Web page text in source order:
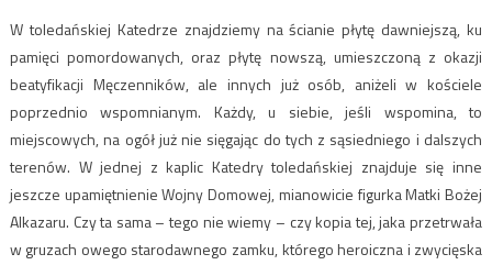
W toledańskiej Katedrze znajdziemy na ścianie płytę dawniejszą, ku
pamięci pomordowanych, oraz płytę nowszą, umieszczoną z okazji
beatyfikacji Męczenników, ale innych już osób, aniżeli w kościele
poprzednio wspomnianym. Każdy, u siebie, jeśli wspomina, to
miejscowych, na ogół już nie sięgając do tych z sąsiedniego i dalszych
terenów. W jednej z kaplic Katedry toledańskiej znajduje się inne
jeszcze upamiętnienie Wojny Domowej, mianowicie figurka Matki Bożej
Alkazaru. Czy ta sama – tego nie wiemy – czy kopia tej, jaka przetrwała
w gruzach owego starodawnego zamku, którego heroiczna i zwycięska